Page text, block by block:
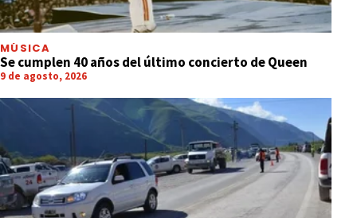
MÚSICA
Se cumplen 40 años del último concierto de Queen
9 de agosto, 2026